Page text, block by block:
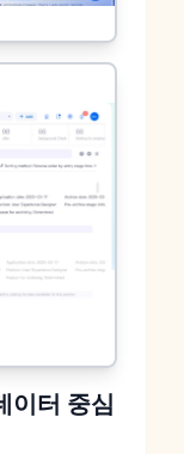
이터 중심